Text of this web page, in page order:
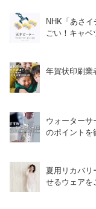
NHK「あさ
ごい！キャベ
年賀状印刷業
ウォーターサ
のポイントを
夏用リカバリ
せるウェアを